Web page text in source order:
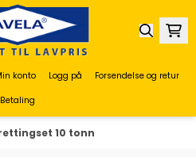
konto Logg på Forsendelse og retur
Betaling
10 tonn